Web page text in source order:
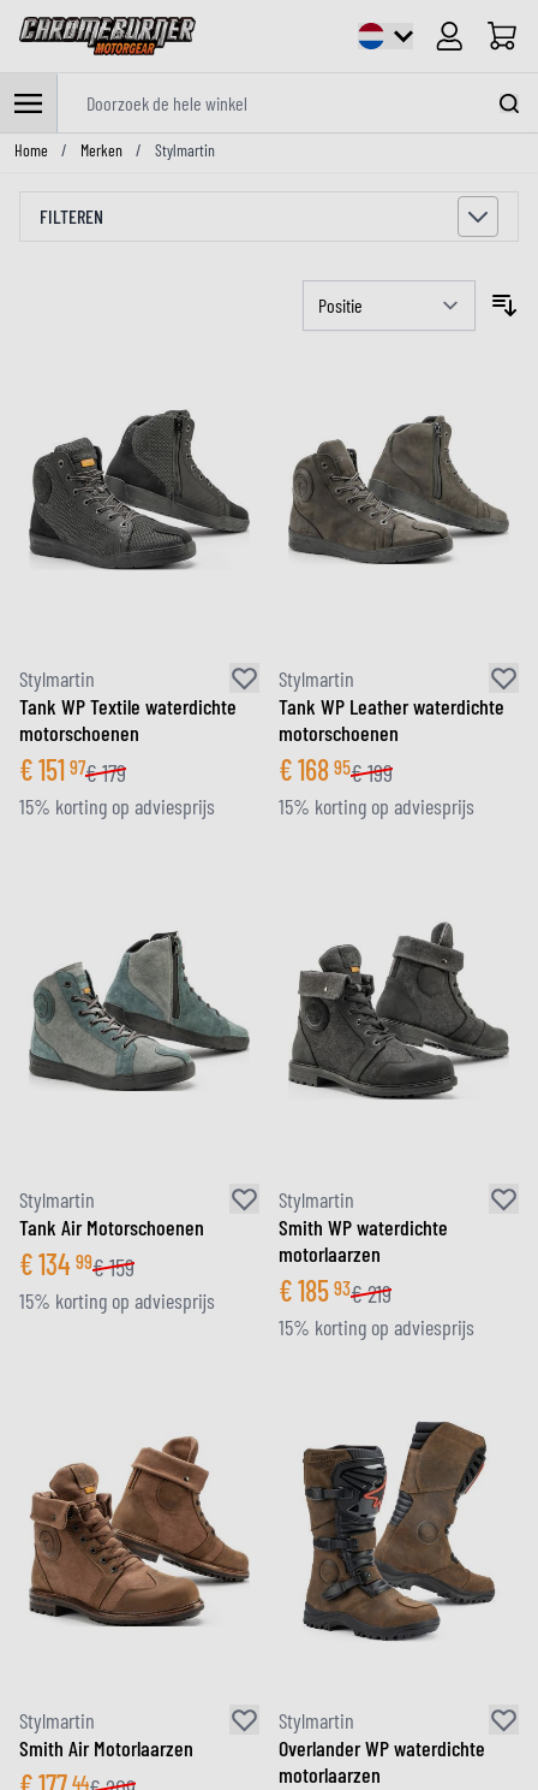
Cart
Ga naar de inhoud
Home / Merken / Stylmartin
FILTEREN
Stylmartin
Tank WP Textile waterdichte
motorschoenen
€151 97€179
15% korting op adviesprijs
Stylmartin
Tank WP Leather waterdichte
motorschoenen
€168 95€199
15% korting op adviesprijs
Stylmartin
Tank Air Motorschoenen
€134 99€159
15% korting op adviesprijs
Stylmartin
Smith WP waterdichte
motorlaarzen
€185 93€219
15% korting op adviesprijs
Stylmartin
Smith Air Motorlaarzen
44
Stylmartin
Overlander WP waterdichte
motorlaarzen